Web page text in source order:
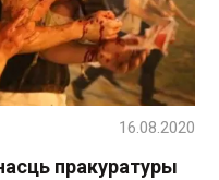
пракуратуры
16.08.2020